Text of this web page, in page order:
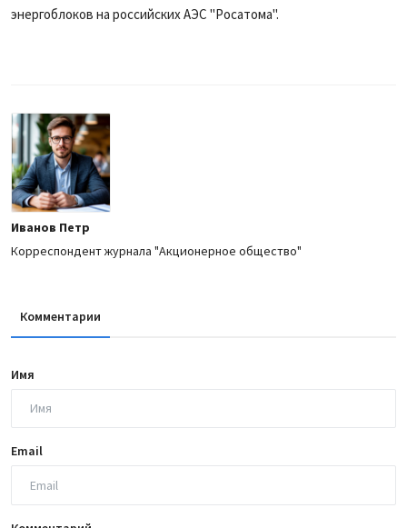
энергоблоков на российских АЭС "Росатома".
Иванов Петр
Корреспондент журнала "Акционерное общество"
Комментарии
Имя
Email